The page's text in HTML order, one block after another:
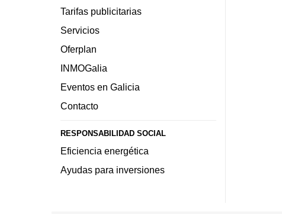
Tarifas publicitarias
Servicios
Oferplan
INMOGalia
Eventos en Galicia
Contacto
RESPONSABILIDAD SOCIAL
Eficiencia energética
Ayudas para inversiones